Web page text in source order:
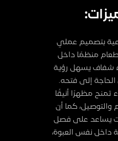
بتصميم عملي
منظمًا داخل
شفاف يسهل رؤية
إلى فتحه.
تمنح مظهرًا أنيقًا
والتوصيل، كما أن
يساعد على فصل
داخل نفس العبوة،